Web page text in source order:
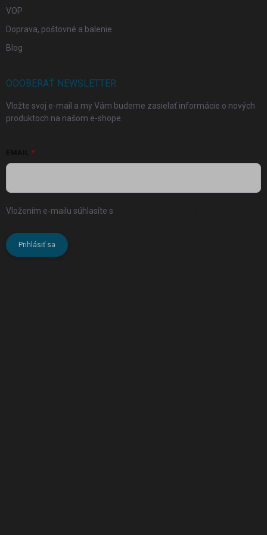
VOP
Doprava, poštovné a balenie
Blog
ODOBERAŤ NEWSLETTER
Vložte svoj e-mail a my Vám budeme zasielať informácie o nových
produktoch na našom e-shope.
Vložením e-mailu súhlasíte s
Prihlásiť sa